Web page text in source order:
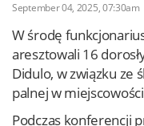
Działy
Zaloguj przez
September 04, 2025, 07:30am
W środę
aresztowali 16
Didulo, w związku ze
palnej w
Podczas konferencji